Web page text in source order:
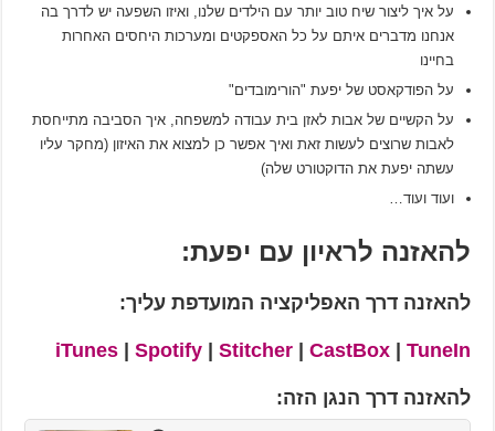
על איך ליצור שיח טוב יותר עם הילדים שלנו, ואיזו השפעה יש לדרך בה
אנחנו מדברים איתם על כל האספקטים ומערכות היחסים האחרות
בחיינו
על הפודקאסט של יפעת "הורימובדים"
על הקשיים של אבות לאזן בית עבודה למשפחה, איך הסביבה מתייחסת
לאבות שרוצים לעשות זאת ואיך אפשר כן למצוא את האיזון (מחקר עליו
עשתה יפעת את הדוקטורט שלה)
ועוד ועוד…
להאזנה לראיון עם יפעת:
להאזנה דרך האפליקציה המועדפת עליך:
iTunes| Spotify| Stitcher| CastBox| TuneIn
להאזנה דרך הנגן הזה: